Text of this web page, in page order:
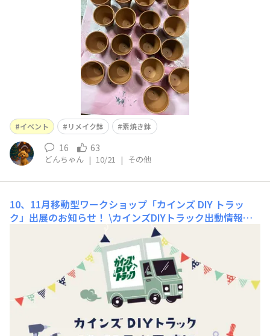
イベント リメイク鉢 素焼き鉢
16 63
どんちゃん | 10/21 | その他
10、11月移動型ワークショップ「カインズ DIY トラッ
ク」出展のお知らせ！ \カインズDIYトラック出動情報！/
こんにちは😃カインズです！本日は移動型ワークショッ
プ「カインズ DIY トラック」10、11月出展のお知らせで
す📢10月の出展は4ヶ所📍岐阜県と宮城県はとも初出展と
なります👏🏻✨まずは10月11日(土)、12日(日)の2日間、
カインズ DIY トラックが動物園へ出